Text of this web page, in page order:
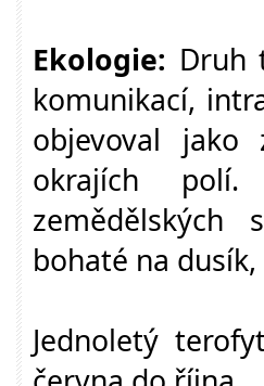
Ekologie: Druh
komunikací,
objevoval
okrajích
bohaté na
Jednoletý